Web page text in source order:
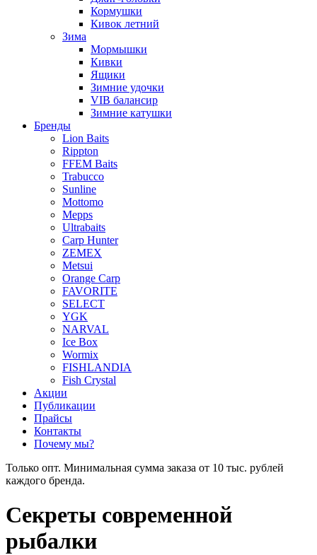
Кормушки
Кивок летний
Зима
Мормышки
Кивки
Ящики
Зимние удочки
VIB балансир
Зимние катушки
Бренды
Lion Baits
Rippton
FFEM Baits
Trabucco
Sunline
Mottomo
Mepps
Ultrabaits
Carp Hunter
ZEMEX
Metsui
Orange Carp
FAVORITE
SELECT
YGK
NARVAL
Ice Box
Wormix
FISHLANDIA
Fish Crystal
Акции
Публикации
Прайсы
Контакты
Почему мы?
Только опт. Минимальная сумма заказа от 10 тыс. рублей
каждого бренда.
Секреты современной
рыбалки